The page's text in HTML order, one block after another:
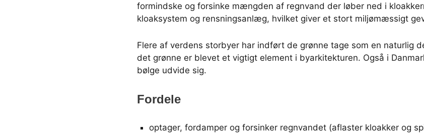
formindske og forsinke mængden af regnvand der løber ned i
kloaksystem og rensningsanlæg, hvilket giver et stort miljømæssigt
Flere af verdens storbyer har indført de grønne tage som en naturlig
det grønne er blevet et vigtigt element i byarkitekturen. Også i
bølge udvide sig.
Fordele
optager, fordamper og forsinker regnvandet (aflaster kloakker og